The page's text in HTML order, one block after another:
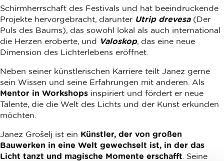
Schirmherrschaft des Festivals und hat beeindruckende
Projekte hervorgebracht, darunter Utrip drevesa(Der
Puls des Baums), das sowohl lokal als auch international
die Herzen eroberte, und Valoskop, das eine neue
Dimension des Lichterlebens eröffnet.
Neben seiner künstlerischen Karriere teilt Janez gerne
sein Wissen und seine Erfahrungen mit anderen. Als
Mentor in Workshops inspiriert und fördert er neue
Talente, die die Welt des Lichts und der Kunst erkunden
möchten.
Janez Grošelj ist ein Künstler, der von großen
Bauwerken in eine Welt gewechselt ist, in der das
Licht tanzt und magische Momente erschafft . Seine